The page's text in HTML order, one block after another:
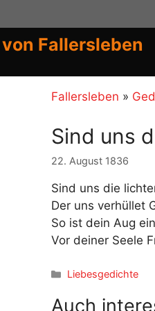
Fallersleben
Fallersleben »
Sind uns
22. August 1836
Sind uns die
Der uns verhüllet
So ist dein Aug
Vor deiner Seele
Kategorien
Liebesgedichte
Auch